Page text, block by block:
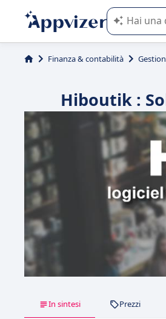
L'IA di
Finanza & contabilità
Hiboutik :
In sintesi Prezzi